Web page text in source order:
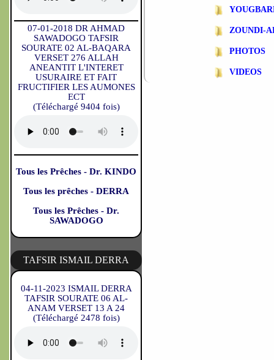
07-01-2018 DR AHMAD
SAWADOGO TAFSIR
SOURATE 02 AL-BAQARA
VERSET 276 ALLAH
ANEANTIT L'INTERET
USURAIRE ET FAIT
FRUCTIFIER LES AUMONES
ECT
(Téléchargé 9404 fois)
Tous les Prêches - Dr. KINDO
Tous les prêches - DERRA
Tous les Prêches - Dr.
SAWADOGO
TAFSIR ISMAIL DERRA
04-11-2023 ISMAIL DERRA
TAFSIR SOURATE 06 AL-
ANAM VERSET 13 A 24
(Téléchargé 2478 fois)
ZOUNDI-
PHOTOS
VIDEOS